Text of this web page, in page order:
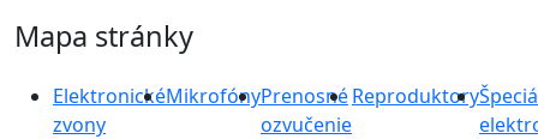
Mapa stránky
Elektronické
zvony
MikrofónyPrenosné
ozvučenie
Reproduktory